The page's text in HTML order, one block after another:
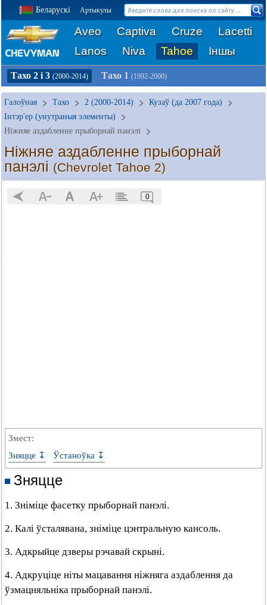
Беларускі Артыкулы
Aveo Captiva Cruze
Lacetti
Lanos
Niva Tahoe Іншы
Тахо 2 і 3 (2000-2014) Тахо 1 (1992-2000)
Галоўная Тахо 2 (2000-2014)
Кузаў (да 2007 года)
Інтэр'ер (унутраныя элементы)
Ніжняе аздабленне прыборнай панэлі
Ніжняе аздабленне прыборнай
панэлі (Chevrolet Tahoe 2)
0
Змест:
Зняцце ↧
Ўстаноўка ↧
Зняцце
1. Зніміце фасетку прыборнай панэлі.
2. Калі ўсталявана, зніміце цэнтральную кансоль.
3. Адкрыйце дзверы рэчавай скрыні.
4. Адкруціце ніты мацавання ніжняга аздаблення да
ўзмацняльніка прыборнай панэлі.